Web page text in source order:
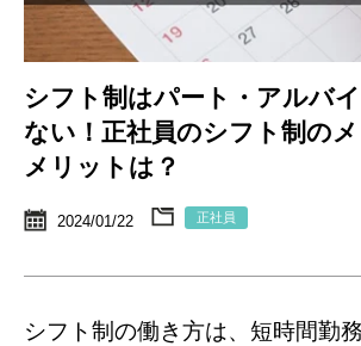
シフト制はパート・アルバ
ない！正社員のシフト制の
メリットは？
2024/01/22 正社員
シフト制の働き方は、短時間勤